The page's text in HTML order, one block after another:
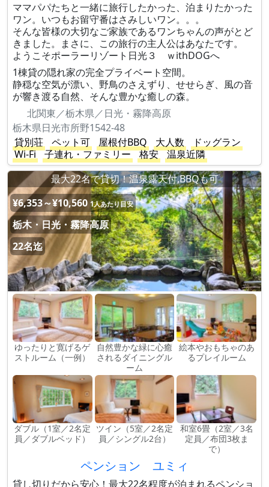
ママパパたちと一緒に旅行したかった、泊まりたかった
ワン。いつもお留守番はさみしいワン。。。
そんな皆様の大切なご家族であるワンちゃんの声がとど
きました。まさに、この旅行の主人公はあなたです。
ようこそポーラーリゾート日光３ ｗithDOGへ
1棟貸の隠れ家の完全プライベート空間。
静穏な空気が漂い、野鳥のさえずり、せせらぎ、風の音
が響き渡る自然、そんな豊かな癒しの森。
北関東／栃木県／日光・霧降高原
栃木県日光市所野1542-48
貸別荘
ペット可 屋根付BBQ 大人数
ドッグラン
Wi-Fi
子連れ・ファミリー 格安
温泉近隣
最大22名で貸切！温泉露天付,BBQも可
¥6,353～¥10,560 1人あたり目安
栃木・日光・霧降高原
22名迄
ゆったりと寛げるゲ
ストルーム（一例）
自然豊かな緑に心癒
されるダイニングル
ーム
絵本やおもちゃのあ
るプレイルーム
ダブル（1室／2名定
員／ダブルベッド）
ツイン（5室／2名定
員／シングル2台）
和室6畳（2室／3名
定員／布団3枚ま
で）
ペンション ユミィ
貸し切りだから安心！最大22名程度が泊まれるペンショ